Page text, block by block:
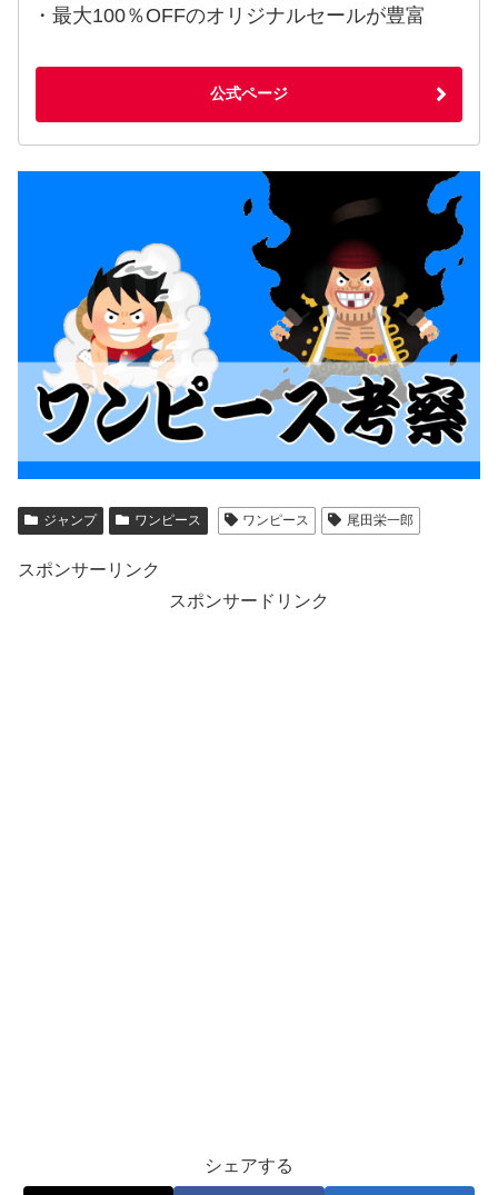
・最大100％OFFのオリジナルセールが豊富
公式ページ
ジャンプ ワンピース ワンピース 尾田栄一郎
スポンサーリンク
スポンサードリンク
シェアする